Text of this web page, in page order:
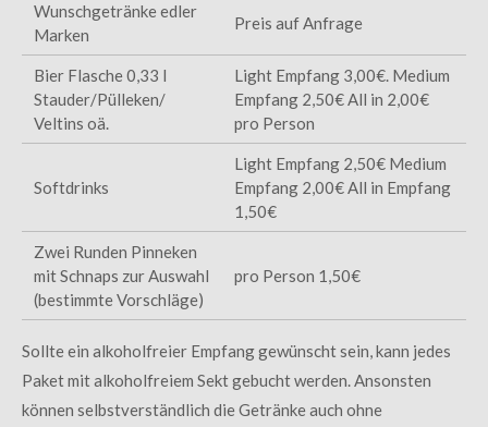
Wunschgetränke edler
Marken
Preis auf Anfrage
Bier Flasche 0,33 l
Stauder/Pülleken/
Veltins oä.
Light Empfang 3,00€. Medium
Empfang 2,50€ All in 2,00€
pro Person
Softdrinks
Light Empfang 2,50€ Medium
Empfang 2,00€ All in Empfang
1,50€
Zwei Runden Pinneken
mit Schnaps zur Auswahl
(bestimmte Vorschläge)
pro Person 1,50€
Sollte ein alkoholfreier Empfang gewünscht sein, kann jedes
Paket mit alkoholfreiem Sekt gebucht werden. Ansonsten
können selbstverständlich die Getränke auch ohne